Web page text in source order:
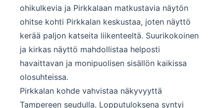
ohikulkevia ja Pirkkalaan matkustavia näytön
ohitse kohti Pirkkalan keskustaa, joten näyttö
kerää paljon katseita liikenteeltä. Suurikokoinen
ja kirkas näyttö mahdollistaa helposti
havaittavan ja monipuolisen sisällön kaikissa
olosuhteissa.
Pirkkalan kohde vahvistaa näkyvyyttä
Tampereen seudulla. Lopputuloksena syntyi